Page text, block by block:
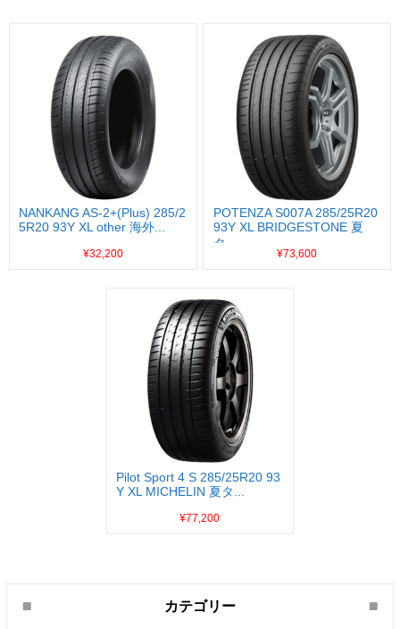
NANKANG AS-2+(Plus) 285/2
5R20 93Y XL other 海外...
¥32,200
POTENZA S007A 285/25R20
93Y XL BRIDGESTONE 夏
タ...
¥73,600
Pilot Sport 4 S 285/25R20 93
Y XL MICHELIN 夏タ...
¥77,200
カテゴリー